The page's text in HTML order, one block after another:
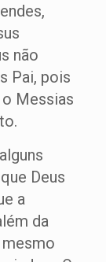
não
Pai, pois
Messias
Deus
a
da
mesmo